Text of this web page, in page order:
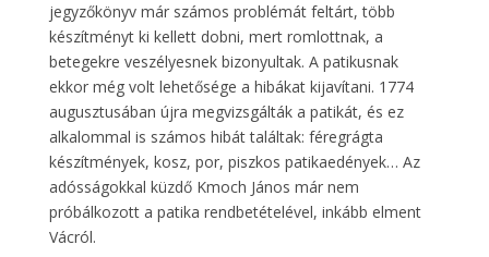
jegyzőkönyv már számos problémát feltárt, több
készítményt ki kellett dobni, mert romlottnak, a
betegekre veszélyesnek bizonyultak. A patikusnak
ekkor még volt lehetősége a hibákat kijavítani. 1774
augusztusában újra megvizsgálták a patikát, és ez
alkalommal is számos hibát találtak: féregrágta
készítmények, kosz, por, piszkos patikaedények… Az
adósságokkal küzdő Kmoch János már nem
próbálkozott a patika rendbetételével, inkább elment
Vácról.